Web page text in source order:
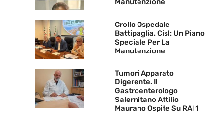
Manutenzione
Crollo Ospedale
Battipaglia. Cisl: Un Piano
Speciale Per La
Manutenzione
Tumori Apparato
Digerente. Il
Gastroenterologo
Salernitano Attilio
Maurano Ospite Su RAI 1